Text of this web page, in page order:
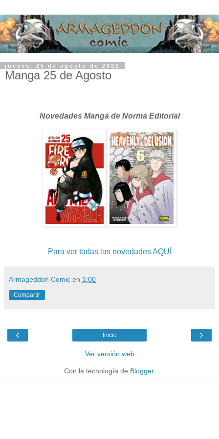
jueves, 25 de agosto de 2022
Manga 25 de Agosto
Novedades Manga de Norma Editorial
Para ver todas las novedades AQUÍ
Armageddon Comic en 1:00
Compartir
‹ ›
Inicio
Ver versión web
Con la tecnología de Blogger.